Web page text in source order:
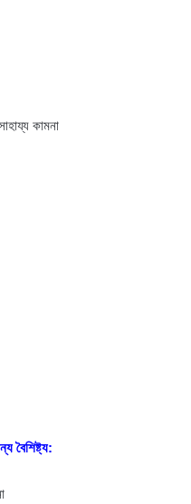
কামনা
বৈশিষ্ট্য: